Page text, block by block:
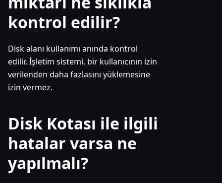
kontrol edilir?
Disk alanı kullanımı anında kontrol
edilir. İşletim sistemi, bir kullanıcının izin
verilenden daha fazlasını yüklemesine
izin vermez.
Disk Kotası ile ilgili
hatalar varsa ne
yapılmalı?